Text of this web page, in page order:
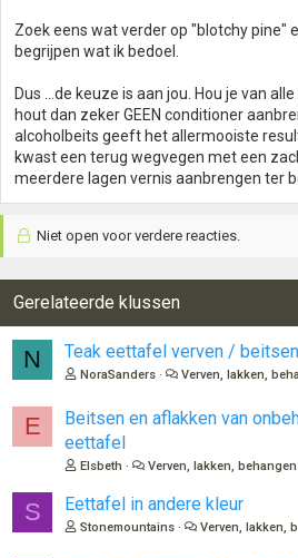
Zoek eens wat verder op "blotchy pine"
begrijpen wat ik bedoel.
Dus ...de keuze is aan jou. Hou je van
hout dan zeker GEEN conditioner
alcoholbeits geeft het allermooiste
kwast een terug wegvegen met een
meerdere lagen vernis aanbrengen ter
Niet open voor verdere reacties.
Gerelateerde klussen
N Teak eettafel verven / beitsen
NoraSanders Verven, lakken,
E
Beitsen en aflakken van
eettafel
Elsbeth Verven, lakken,
S Eettafel in andere kleur
Stonemountains Verven, lakken,